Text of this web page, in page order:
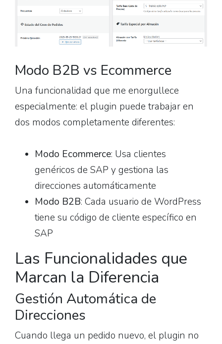
Modo B2B vs Ecommerce
Una funcionalidad que me enorgullece
especialmente: el plugin puede trabajar en
dos modos completamente diferentes:
Modo Ecommerce: Usa clientes
genéricos de SAP y gestiona las
direcciones automáticamente
Modo B2B: Cada usuario de WordPress
tiene su código de cliente específico en
SAP
Las Funcionalidades que
Marcan la Diferencia
Gestión Automática de
Direcciones
Cuando llega un pedido nuevo, el plugin no